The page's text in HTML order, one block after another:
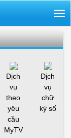
Dịch
vụ
theo
yêu
cầu
MyTV
Dịch
vụ
chữ
ký số